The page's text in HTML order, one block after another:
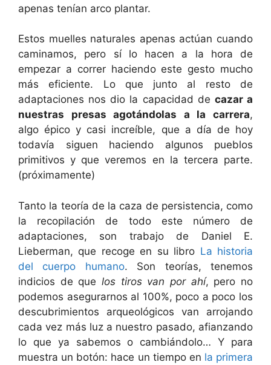
apenas tenían arco plantar.
Estos muelles naturales apenas actúan cuando
caminamos, pero sí lo hacen a la hora de
empezar a correr haciendo este gesto mucho
más eficiente. Lo que junto al resto de
adaptaciones nos dio la capacidad de cazar a
nuestras presas agotándolas a la carrera,
algo épico y casi increíble, que a día de hoy
todavía siguen haciendo algunos pueblos
primitivos y que veremos en la tercera parte.
(próximamente)
Tanto la teoría de la caza de persistencia, como
la recopilación de todo este número de
adaptaciones, son trabajo de Daniel E.
Lieberman, que recoge en su libro La historia
del cuerpo humano. Son teorías, tenemos
indicios de que los tiros van por ahí, pero no
podemos asegurarnos al 100%, poco a poco los
descubrimientos arqueológicos van arrojando
cada vez más luz a nuestro pasado, afianzando
lo que ya sabemos o cambiándolo… Y para
muestra un botón: hace un tiempo en la primera